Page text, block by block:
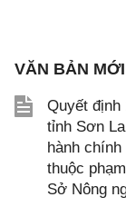
VĂN BẢN
Quyết định
tỉnh Sơn
hành
thuộc
Sở Nông